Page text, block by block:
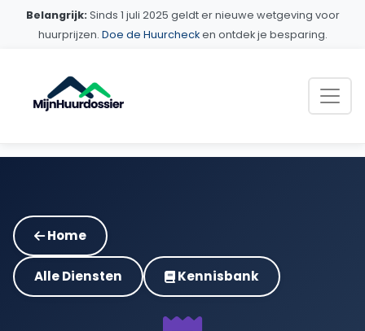
Belangrijk: Sinds 1 juli 2025 geldt er nieuwe wetgeving voor
huurprijzen. Doe de Huurchecken ontdek je besparing.
Home
Alle Diensten Kennisbank